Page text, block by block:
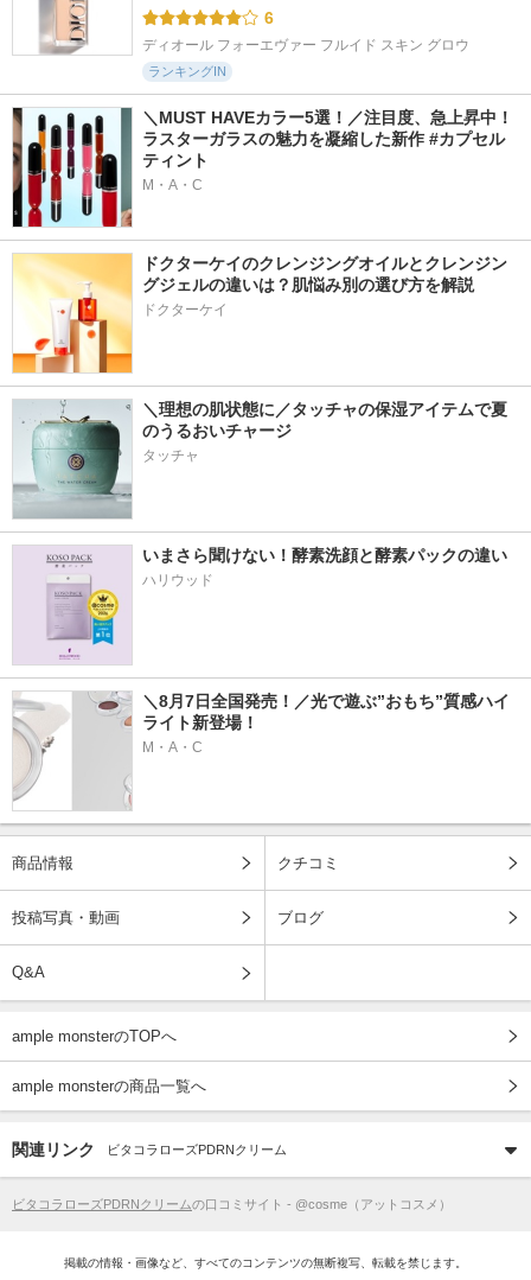
6
ディオール フォーエヴァー フルイド スキン グロウ
ランキングIN
＼MUST HAVEカラー5選！／注目度、急上昇中！
ラスターガラスの魅力を凝縮した新作 #カプセル
ティント
M・A・C
ドクターケイのクレンジングオイルとクレンジン
グジェルの違いは？肌悩み別の選び方を解説
ドクターケイ
＼理想の肌状態に／タッチャの保湿アイテムで夏
のうるおいチャージ
タッチャ
いまさら聞けない！酵素洗顔と酵素パックの違い
ハリウッド
＼8月7日全国発売！／光で遊ぶ”おもち”質感ハイ
ライト新登場！
M・A・C
商品情報 クチコミ
投稿写真・動画 ブログ
Q&A
ample monsterのTOPへ
ample monsterの商品一覧へ
関連リンク ビタコラローズPDRNクリーム
ビタコラローズPDRNクリームの口コミサイト - @cosme（アットコスメ）
掲載の情報・画像など、すべてのコンテンツの無断複写、転載を禁じます。